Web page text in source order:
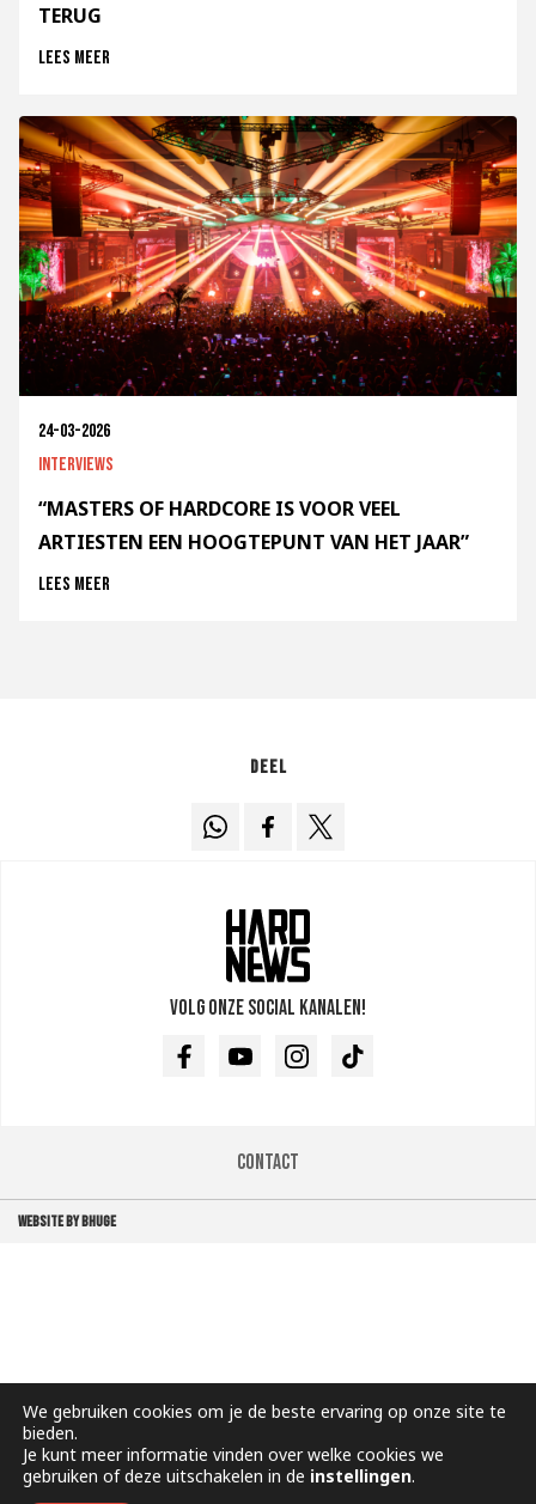
TERUG
Lees meer
24-03-2026
Interviews
“MASTERS OF HARDCORE IS VOOR VEEL
ARTIESTEN EEN HOOGTEPUNT VAN HET JAAR”
Lees meer
Deel
Volg onze social kanalen!
FacebookYoutubeInstagramTikTok
Contact
WEBSITE BY BHUGE
We gebruiken cookies om je de beste ervaring op onze site te
bieden.
Je kunt meer informatie vinden over welke cookies we
gebruiken of deze uitschakelen in de instellingen.